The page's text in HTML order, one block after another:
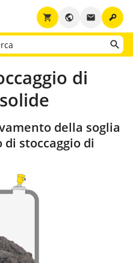
key
email
public
shopping_cart
di
della soglia
stoccaggio di